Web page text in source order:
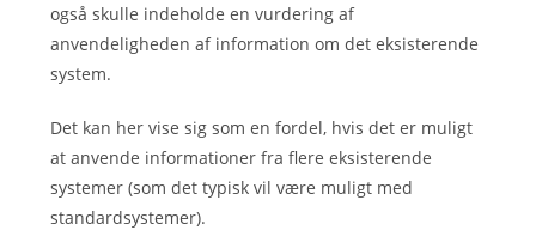
også skulle indeholde en vurdering af
anvendeligheden af information om det eksisterende
system.
Det kan her vise sig som en fordel, hvis det er muligt
at anvende informationer fra flere eksisterende
systemer (som det typisk vil være muligt med
standardsystemer).